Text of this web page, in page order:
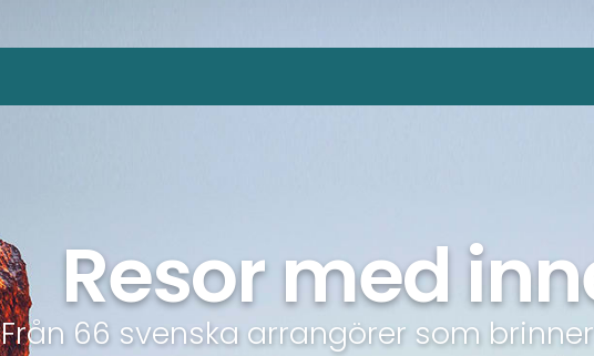
Resor med
Från 66 svenska arrangörer som